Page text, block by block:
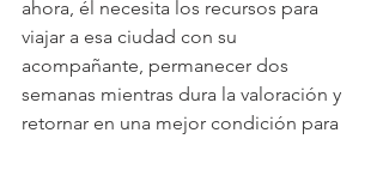
ahora, él necesita los recursos para
viajar a esa ciudad con su
acompañante, permanecer dos
semanas mientras dura la valoración y
retornar en una mejor condición para